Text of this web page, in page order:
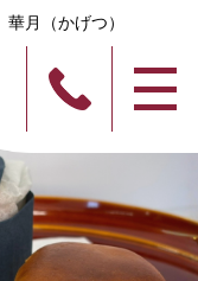
月（かげつ）